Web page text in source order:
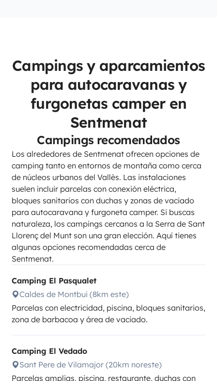
Campings y aparcamientos
para autocaravanas y
furgonetas camper en
Sentmenat
Campings recomendados
Los alrededores de Sentmenat ofrecen opciones de
camping tanto en entornos de montaña como cerca
de núcleos urbanos del Vallès. Las instalaciones
suelen incluir parcelas con conexión eléctrica,
bloques sanitarios con duchas y zonas de vaciado
para autocaravana y furgoneta camper. Si buscas
naturaleza, los campings cercanos a la Serra de Sant
Llorenç del Munt son una gran elección. Aquí tienes
algunas opciones recomendadas cerca de
Sentmenat.
Camping El Pasqualet
Caldes de Montbui (8km este)
Parcelas con electricidad, piscina, bloques sanitarios,
zona de barbacoa y área de vaciado.
Camping El Vedado
Sant Pere de Vilamajor (20km noreste)
Parcelas amplias, piscina, restaurante, duchas con